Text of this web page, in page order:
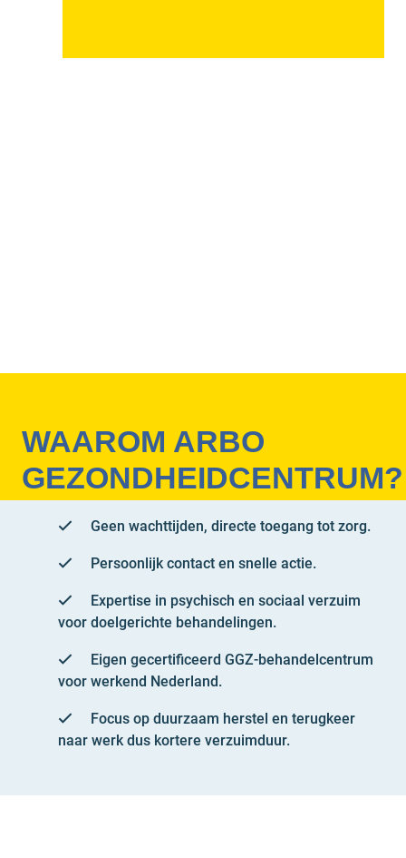
WAAROM ARBO
GEZONDHEIDCENTRUM?
Geen wachttijden, directe toegang tot zorg.
Persoonlijk contact en snelle actie.
Expertise in psychisch en sociaal verzuim
voor doelgerichte behandelingen.
Eigen gecertificeerd GGZ-behandelcentrum
voor werkend Nederland.
Focus op duurzaam herstel en terugkeer
naar werk dus kortere verzuimduur.